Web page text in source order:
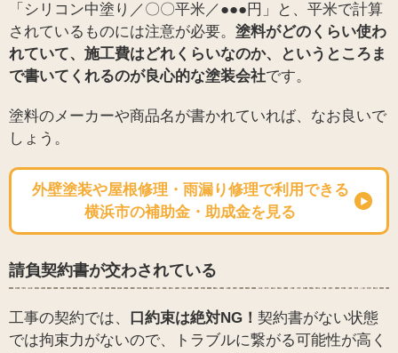
「シリコン中塗り／〇〇平米／●●●円」と、平米で計算
されているものには注意が必要。 塗料がどのくらい使わ
れていて、施工費はどれくらいなのか、というところま
で書いてくれるのが良心的な塗装会社です。
塗料のメーカーや商品名が書かれていれば、なお良いで
しょう。
外壁塗装や屋根修理・雨漏り修理で利用できる
横浜市の補助金・助成金を見る
請負契約書が交わされている
工事の契約では、 口約束は絶対NG！ 契約書がない状態
では拘束力がないので、トラブルに繋がる可能性が高く